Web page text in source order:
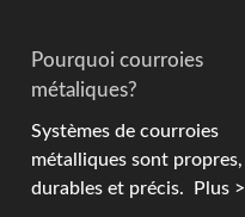
Pourquoi courroies
métaliques?
Systèmes de courroies
métalliques sont propres,
durables et précis. Plus >